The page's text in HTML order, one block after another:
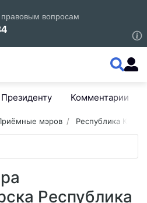
Комментарии
мэров Республика
Республика